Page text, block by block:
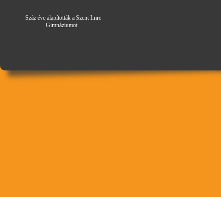
Száz éve alapították a Szent Imre
Gimnáziumot